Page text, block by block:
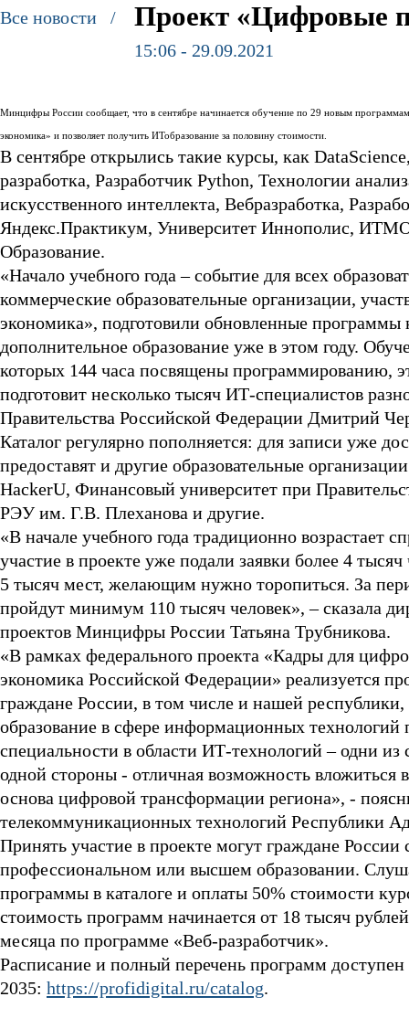
Все новости / Проект «Цифровые
15:06 - 29.09.2021
Минцифры России сообщает, что в сентябре начинается обучение по 29 новым
экономика» и позволяет получить ИТобразование за половину стоимости.
В сентябре открылись такие курсы, как
разработка, Разработчик Python, Технологии
искусственного интеллекта, Вебразработка,
Яндекс.Практикум, Университет Иннополис,
Образование.
«Начало учебного года – событие для всех
коммерческие образовательные организации,
экономика», подготовили обновленные
дополнительное образование уже в этом году.
которых 144 часа посвящены программированию,
подготовит несколько тысяч ИТ-специалистов
Правительства Российской Федерации Дмитрий
Каталог регулярно пополняется: для записи уже
предоставят и другие образовательные
HackerU, Финансовый университет при
РЭУ им. Г.В. Плеханова и другие.
«В начале учебного года традиционно
участие в проекте уже подали заявки более 4
5 тысяч мест, желающим нужно торопиться. За
пройдут минимум 110 тысяч человек», – сказала
проектов Минцифры России Татьяна Трубникова.
«В рамках федерального проекта «Кадры для
экономика Российской Федерации» реализуется
граждане России, в том числе и нашей
образование в сфере информационных технологий
специальности в области ИТ-технологий – одни
одной стороны - отличная возможность вложиться
основа цифровой трансформации региона», -
телекоммуникационных технологий Республики
Принять участие в проекте могут граждане
профессиональном или высшем образовании.
программы в каталоге и оплаты 50% стоимости
стоимость программ начинается от 18 тысяч
месяца по программе «Веб-разработчик».
Расписание и полный перечень программ доступен
2035: https://profidigital.ru/catalog.